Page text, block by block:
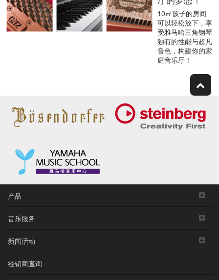
10㎡孩子的房间
可以轻松放下，享
受雅马哈三角钢琴
独有的性能与超凡
音色，构建你的家
庭音乐厅！
产品
音乐服务
新闻活动
经销商查询